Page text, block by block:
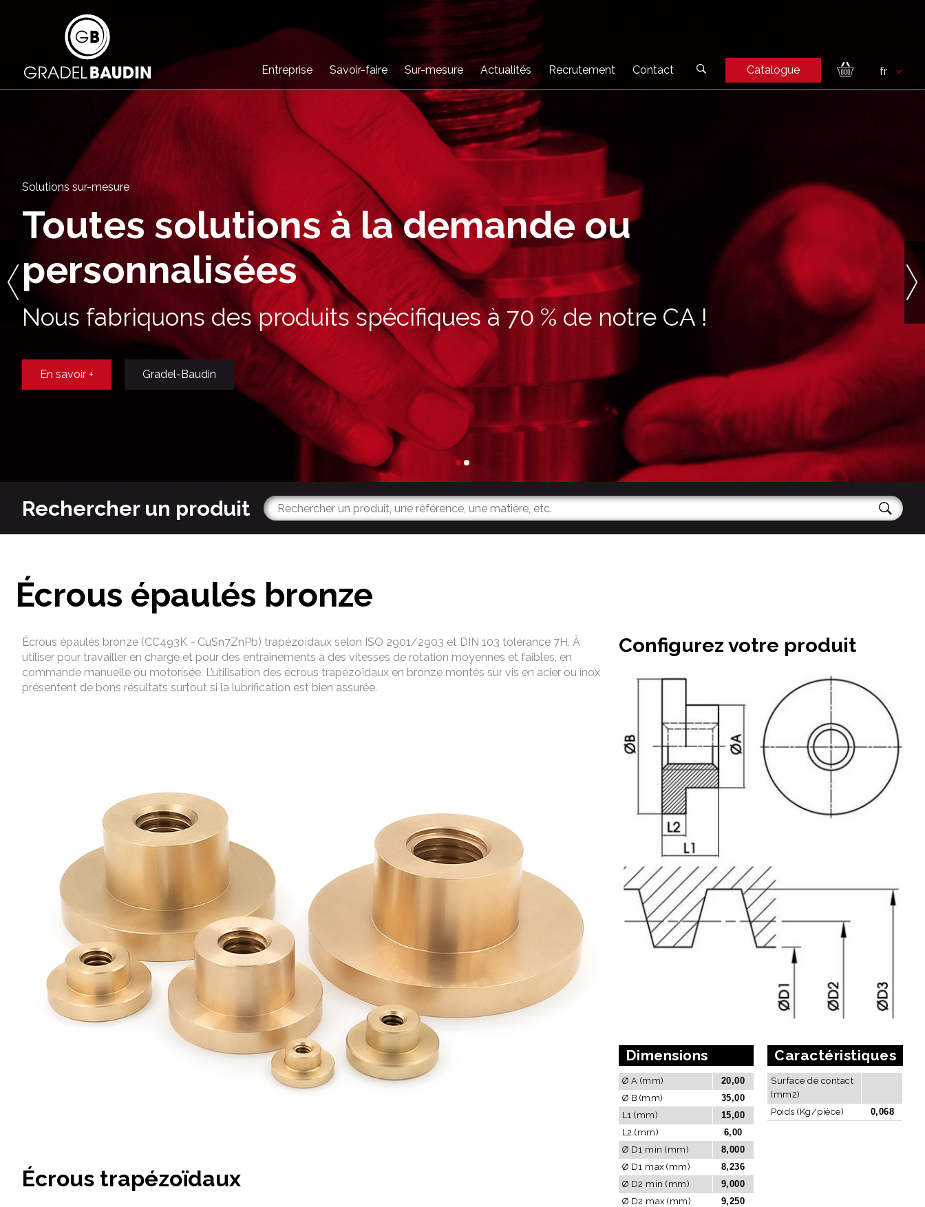
Entreprise Savoir-faire Sur-mesure Actualités Recrutement Contact Catalogue
Solutions sur-mesure
Toutes solutions à la demande ou
personnalisées
Nous fabriquons des produits spécifiques à 70 % de notre CA !
En savoir + Gradel-Baudin
Rechercher un produit
Écrous épaulés bronze
Écrous épaulés bronze (CC493K - CuSn7ZnPb) trapézoïdaux selon ISO 2901/2903 et DIN 103 tolérance 7H. À
utiliser pour travailler en charge et pour des entraînements à des vitesses de rotation moyennes et faibles, en
commande manuelle ou motorisée. L’utilisation des écrous trapézoïdaux en bronze montés sur vis en acier ou inox
présentent de bons résultats surtout si la lubrification est bien assurée.
Écrous trapézoïdaux
Configurez votre produit
Dimensions
Ø A (mm)
20,00
Ø B (mm)
35,00
L1 (mm)
15,00
L2 (mm)
6,00
Ø D1 min (mm)
8,000
Ø D1 max (mm)
8,236
Ø D2 min (mm)
9,000
Ø D2 max (mm)
9,250
Caractéristiques
Surface de contact
(mm2)
Poids (Kg/pièce)
0,068